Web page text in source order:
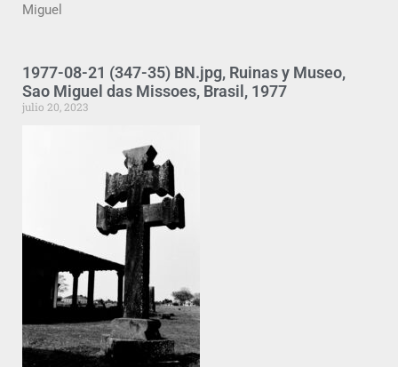
Miguel
1977-08-21 (347-35) BN.jpg, Ruinas y Museo,
Sao Miguel das Missoes, Brasil, 1977
julio 20, 2023